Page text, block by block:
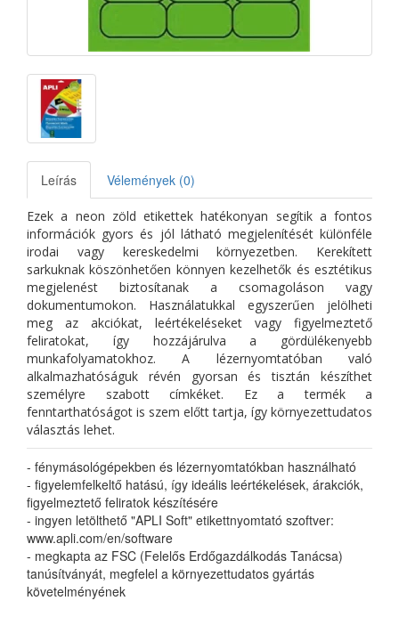
Leírás Vélemények (0)
Ezek a neon zöld etikettek hatékonyan segítik a fontos
információk gyors és jól látható megjelenítését különféle
irodai vagy kereskedelmi környezetben. Kerekített
sarkuknak köszönhetően könnyen kezelhetők és esztétikus
megjelenést biztosítanak a csomagoláson vagy
dokumentumokon. Használatukkal egyszerűen jelölheti
meg az akciókat, leértékeléseket vagy figyelmeztető
feliratokat, így hozzájárulva a gördülékenyebb
munkafolyamatokhoz. A lézernyomtatóban való
alkalmazhatóságuk révén gyorsan és tisztán készíthet
személyre szabott címkéket. Ez a termék a
fenntarthatóságot is szem előtt tartja, így környezettudatos
választás lehet.
- fénymásológépekben és lézernyomtatókban használható
- figyelemfelkeltő hatású, így ideális leértékelések, árakciók,
figyelmeztető feliratok készítésére
- ingyen letölthető "APLI Soft" etikettnyomtató szoftver:
www.apli.com/en/software
- megkapta az FSC (Felelős Erdőgazdálkodás Tanácsa)
tanúsítványát, megfelel a környezettudatos gyártás
követelményének